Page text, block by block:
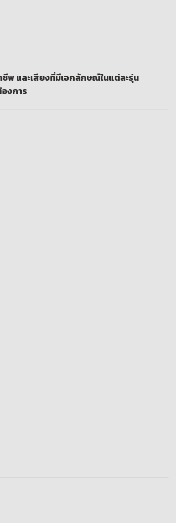
พ และเสียงที่มีเอกลักษณ์ในแต่ละรุ่น
งการ